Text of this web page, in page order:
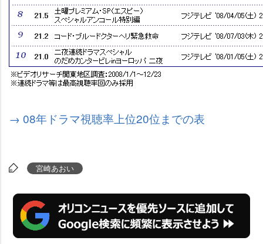
→ 08年ドラマ視聴率上位20位までの表
宮崎あおい